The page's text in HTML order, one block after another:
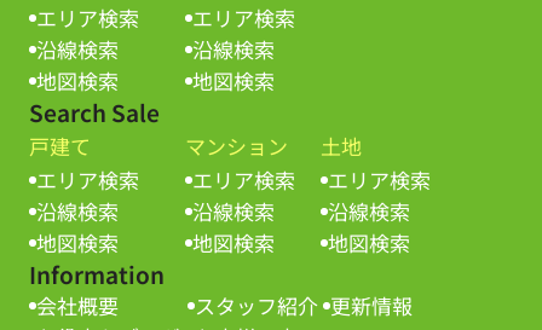
エリア検索
沿線検索
地図検索
エリア検索
沿線検索
地図検索
Search Sale
戸建て
エリア検索
沿線検索
地図検索
マンション
エリア検索
沿線検索
地図検索
土地
エリア検索
沿線検索
地図検索
Information
会社概要 スタッフ紹介 更新情報